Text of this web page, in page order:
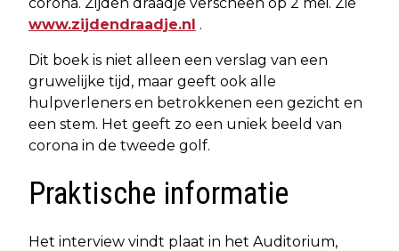
www.zijdendraadje.nl .
Dit boek is niet alleen een verslag van een
gruwelijke tijd, maar geeft ook alle
hulpverleners en betrokkenen een gezicht en
een stem. Het geeft zo een uniek beeld van
corona in de tweede golf.
Praktische informatie
Het interview vindt plaat in het Auditorium,